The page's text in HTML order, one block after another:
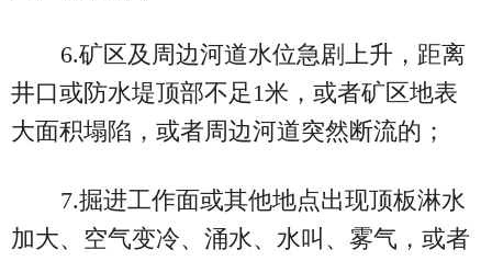
6.矿区及周边河道水位急剧上升，距离
井口或防水堤顶部不足1米，或者矿区地表
大面积塌陷，或者周边河道突然断流的；
7.掘进工作面或其他地点出现顶板淋水
加大、空气变冷、涌水、水叫、雾气，或者